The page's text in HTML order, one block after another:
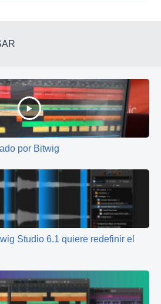
por Bitwig
Studio 6.1 quiere redefinir el